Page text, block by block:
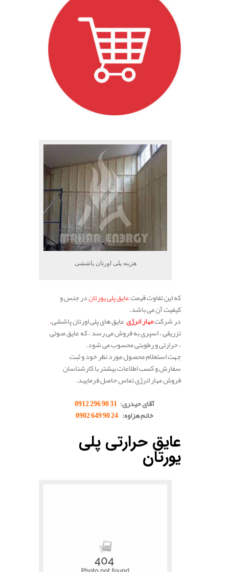
هزینه پلی اورتان پاششی
که این تفاوت قیمتعایق پلی یورتاندر جنس و
کیفیت آن می باشد.
در شرکتمهار انرژیعایق های پلی اورتان پاششی،
تزریقی ، اسپری به فروش می رسد ، که عایق صوتی
، حرارتی و رطوبتی محسوب می شود.
جهت استعلام محصول مورد نظر خود و ثبت
سفارش و کسب اطلاعات بیشتر با کارشناسان
فروش مهار انرژی تماس حاصل فرمایید.
آقای حیدری: 31 90 296 0912
خانم هزاوه: 24 90 649 0902
عایق حرارتی پلی
یورتان